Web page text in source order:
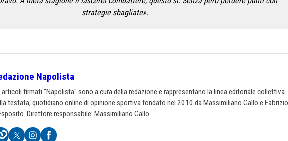
strategie sbagliate».
Napolista
articoli firmati "Napolista" sono a cura della redazione e rappresentano la linea editoriale collettiva
testata, quotidiano online di opinione sportiva fondato nel 2010 da Massimiliano Gallo e Fabrizio
Direttore responsabile: Massimiliano Gallo.